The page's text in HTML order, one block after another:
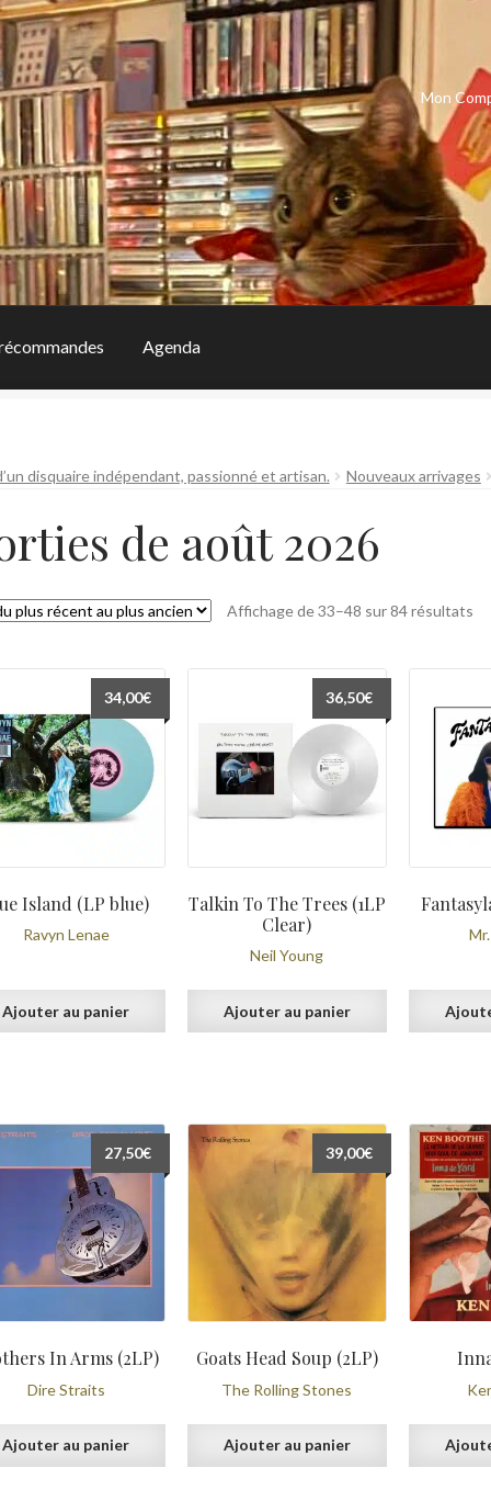
Mon
Agenda
disquaire indépendant, passionné et artisan. Nouveaux arrivages
de août 2026
Affichage de 33–48 sur 84 résultatsTrié
au
Island (LP blue)
Ravyn Lenae
34,00€
Ajouter au panier
Talkin To The Trees (1LP
Clear)
Neil Young
36,50€
Ajouter au panier
In Arms (2LP)
Dire Straits
27,50€
Ajouter au panier
Goats Head Soup (2LP)
The Rolling Stones
39,00€
Ajouter au panier